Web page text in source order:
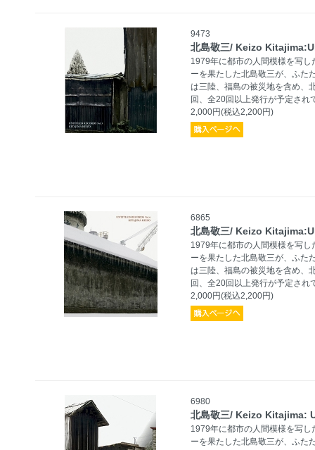
9473
北島敬三/ Keizo
1979年に都市の人間模様を写
ーを果たした北島敬三が、ふた
は三陸、福島の被災地を含め、
回、全20回以上発行が予定され
2,000円(税込2,200円)
6865
北島敬三/ Keizo
1979年に都市の人間模様を写
ーを果たした北島敬三が、ふた
は三陸、福島の被災地を含め、
回、全20回以上発行が予定され
2,000円(税込2,200円)
6980
北島敬三/ Keizo Kitajima:
1979年に都市の人間模様を写
ーを果たした北島敬三が、ふた